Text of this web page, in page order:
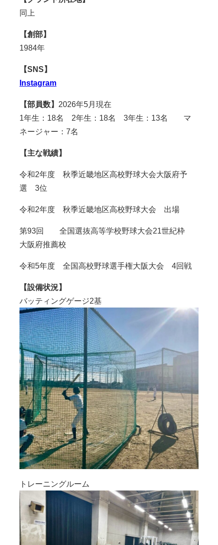
同上
【創部】
1984年
【SNS】
Instagram
【部員数】 2026年5月現在
1年生：18名 2年生：18名 3年生：13名 マ
ネージャー：7名
【主な戦績】
令和2年度 秋季近畿地区高校野球大会大阪府予
選 3位
令和2年度 秋季近畿地区高校野球大会 出場
第93回 全国選抜高等学校野球大会21 世紀枠
大阪府推薦校
令和5年度 全国高校野球選手権大阪大会 4回戦
【設備状況】
バッティングゲージ2基
トレーニングルーム